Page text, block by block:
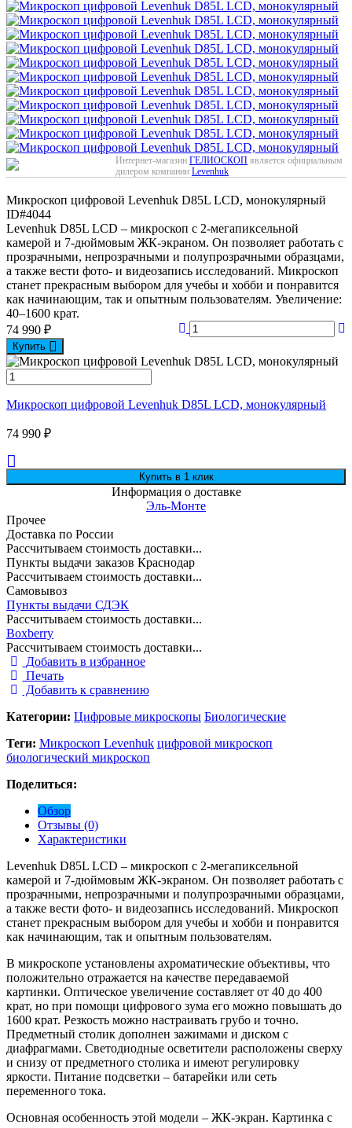
Интернет-магазин ГЕЛИОСКОП является официальным
дилером компании Levenhuk
Микроскоп цифровой Levenhuk D85L LCD, монокулярный
ID#4044
Levenhuk D85L LCD – микроскоп с 2-мегапиксельной
камерой и 7-дюймовым ЖК-экраном. Он позволяет работать с
прозрачными, непрозрачными и полупрозрачными образцами,
а также вести фото- и видеозапись исследований. Микроскоп
станет прекрасным выбором для учебы и хобби и понравится
как начинающим, так и опытным пользователям. Увеличение:
40–1600 крат.
74 990 ₽
Купить
Микроскоп цифровой Levenhuk D85L LCD, монокулярный
74 990 ₽
Информация о доставке
Эль-Монте
Прочее
Доставка по России
Рассчитываем стоимость доставки...
Пункты выдачи заказов Краснодар
Рассчитываем стоимость доставки...
Самовывоз
Пункты выдачи СДЭК
Рассчитываем стоимость доставки...
Boxberry
Рассчитываем стоимость доставки...
Добавить в избранное
Печать
Добавить к сравнению
Категории: Цифровые микроскопы Биологические
Теги: Микроскоп Levenhuk цифровой микроскоп
биологический микроскоп
Поделиться:
Обзор
Отзывы (0)
Характеристики
Levenhuk D85L LCD – микроскоп с 2-мегапиксельной
камерой и 7-дюймовым ЖК-экраном. Он позволяет работать с
прозрачными, непрозрачными и полупрозрачными образцами,
а также вести фото- и видеозапись исследований. Микроскоп
станет прекрасным выбором для учебы и хобби и понравится
как начинающим, так и опытным пользователям.
В микроскопе установлены ахроматические объективы, что
положительно отражается на качестве передаваемой
картинки. Оптическое увеличение составляет от 40 до 400
крат, но при помощи цифрового зума его можно повышать до
1600 крат. Резкость можно настраивать грубо и точно.
Предметный столик дополнен зажимами и диском с
диафрагмами. Светодиодные осветители расположены сверху
и снизу от предметного столика и имеют регулировку
яркости. Питание подсветки – батарейки или сеть
переменного тока.
Основная особенность этой модели – ЖК-экран. Картинка с